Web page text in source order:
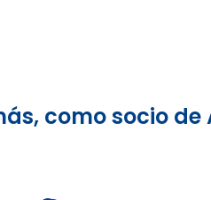
como socio de